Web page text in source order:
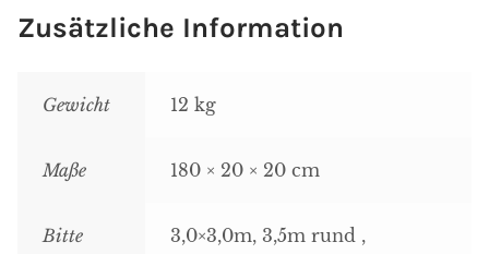
Zusätzliche Information
Gewicht 12 kg
Maße 180 × 20 × 20 cm
Bitte
3,0×3,0m, 3,5m rund,